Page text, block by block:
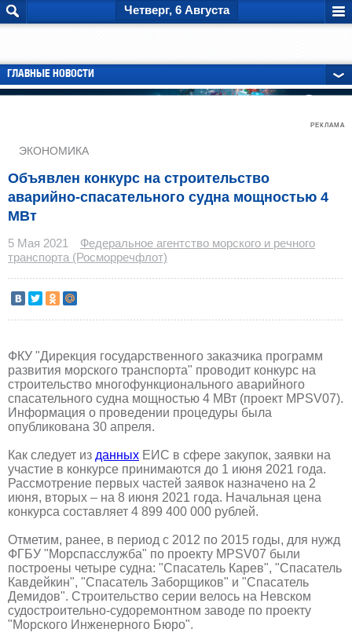
Четверг, 6 Августа
ГЛАВНЫЕ НОВОСТИ
РЕКЛАМА
ЭКОНОМИКА
Объявлен конкурс на строительство
аварийно-спасательного судна мощностью 4
МВт
5 Мая 2021
Федеральное агентство морского и речного
транспорта (Росморречфлот)
ФКУ "Дирекция государственного заказчика программ
развития морского транспорта" проводит конкурс на
строительство многофункционального аварийного
спасательного судна мощностью 4 МВт (проект MPSV07).
Информация о проведении процедуры была
опубликована 30 апреля.
Как следует из данных ЕИС в сфере закупок, заявки на
участие в конкурсе принимаются до 1 июня 2021 года.
Рассмотрение первых частей заявок назначено на 2
июня, вторых – на 8 июня 2021 года. Начальная цена
конкурса составляет 4 899 400 000 рублей.
Отметим, ранее, в период с 2012 по 2015 годы, для нужд
ФГБУ "Морспасслужба" по проекту MPSV07 были
построены четыре судна: "Спасатель Карев", "Спасатель
Кавдейкин", "Спасатель Заборщиков" и "Спасатель
Демидов". Строительство серии велось на Невском
судостроительно-судоремонтном заводе по проекту
"Морского Инженерного Бюро".